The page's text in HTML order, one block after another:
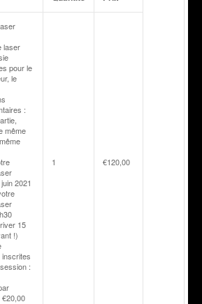
laser
pour le
le
:
même
2021
15
!)
:
1 €120,00